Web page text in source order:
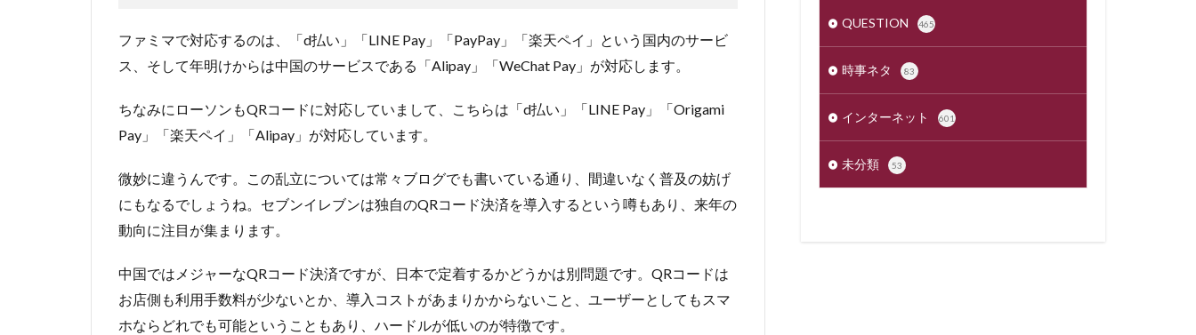
ファミマで対応するのは、「d払い」「LINE Pay」「PayPay」「楽天ペイ」という国内のサービ
ス、そして年明けからは中国のサービスである「Alipay」「WeChat Pay」が対応します。
ちなみにローソンもQRコードに対応していまして、こちらは「d払い」「LINE Pay」「Origami
Pay」「楽天ペイ」「Alipay」が対応しています。
微妙に違うんです。この乱立については常々ブログでも書いている通り、間違いなく普及の妨げ
にもなるでしょうね。セブンイレブンは独自のQRコード決済を導入するという噂もあり、来年の
動向に注目が集まります。
中国ではメジャーなQRコード決済ですが、日本で定着するかどうかは別問題です。QRコードは
お店側も利用手数料が少ないとか、導入コストがあまりかからないこと、ユーザーとしてもスマ
ホならどれでも可能ということもあり、ハードルが低いのが特徴です。
QUESTION 465
時事ネタ 83
インターネット 601
未分類 53